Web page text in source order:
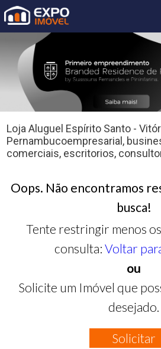
Loja Aluguel Espírito Santo -
Pernambucoempresarial,
comerciais, escritorios,
Oops. Não encontramos
busca!
Tente restringir menos
consulta: Voltar
ou
Solicite um Imóvel que
desejado.
Solicitar